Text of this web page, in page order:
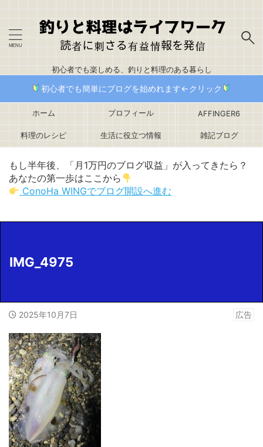
初心者でも楽しめる、釣りと料理のある暮らし
初心者でも簡単にブログを始めれます←クリック
ホーム プロフィール AFFINGER6
料理のレシピ 生活に役立つ情報 雑記ブログ
もし半年後、「月1万円のブログ収益」が入ってきたら？
あなたの第一歩はここから
ConoHa WINGでブログ開設へ進む
IMG_4975
2025年10月7日 広告